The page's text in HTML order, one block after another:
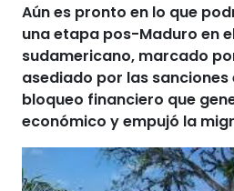
Aún es pronto en lo que
una etapa pos-Maduro en
sudamericano, marcado
asediado por las
bloqueo financiero que
económico y empujó la